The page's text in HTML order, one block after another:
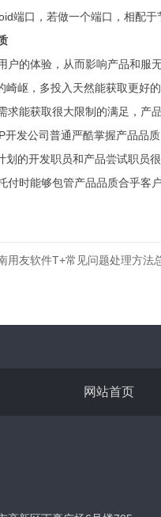
端口，若做一个端口，相配于
户的体验，从而影响产品和服
崎岖，多投入天然能获取更好
求能获取很大限制的满足，产
开发公司普通严酷掌握产品品
划的开发职员和产品尝试职员
付时能够包管产品品质合乎客
用友软件T+常见问题处理方法
网站首页